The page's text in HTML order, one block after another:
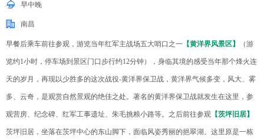
早中晚
南昌
早餐后乘车前往参观，游览当年红军主战场五大哨口之一 【黄洋界风景区】 （游
览约1小时，停车场到景区门口步行约12分钟），身临其境的感受当年那个烽火连
天的岁月，再现以少胜多的这次战役-黄洋界保卫战，黄洋界气候多变，风大、雾
多、云奇，是观赏自然景观的绝佳之处。著名的黄洋界保卫战就发生在这里，参
观营房、纪念碑、红军工事遗址、朱毛挑粮小路等。之后前往参观 【茨坪旧居】
茨坪旧居，坐落在茨坪中心的东山脚下，面临风姿秀丽的挹翠湖。这里原是一栋